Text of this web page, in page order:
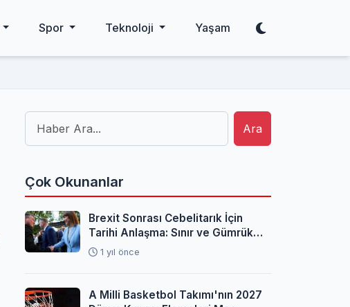
Spor Teknoloji Yaşam
Ara
Çok Okunanlar
Brexit Sonrası Cebelitarık İçin
Tarihi Anlaşma: Sınır ve Gümrük
Sorunları Çözüldü
1 yıl önce
A Milli Basketbol Takımı'nın 2027